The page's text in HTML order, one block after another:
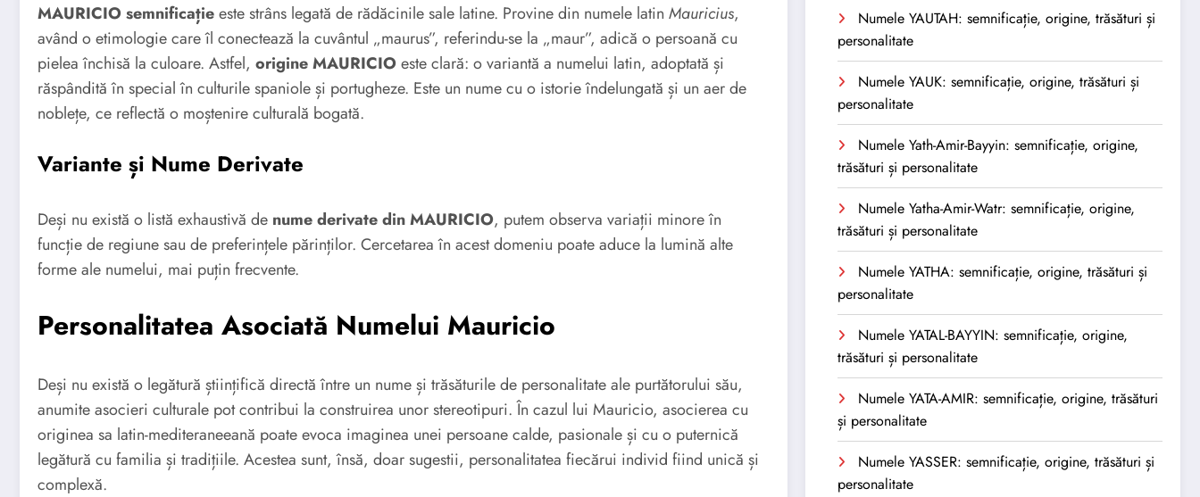
MAURICIO semnificațieeste strâns legată de rădăcinile sale latine. Provine din numele latin Mauricius,
având o etimologie care îl conectează la cuvântul „maurus”, referindu-se la „maur”, adică o persoană cu
pielea închisă la culoare. Astfel, origine MAURICIOeste clară: o variantă a numelui latin, adoptată și
răspândită în special în culturile spaniole și portugheze. Este un nume cu o istorie îndelungată și un aer de
noblețe, ce reflectă o moștenire culturală bogată.
Variante și Nume Derivate
Deși nu există o listă exhaustivă de nume derivate din MAURICIO, putem observa variații minore în
funcție de regiune sau de preferințele părinților. Cercetarea în acest domeniu poate aduce la lumină alte
forme ale numelui, mai puțin frecvente.
Personalitatea Asociată Numelui Mauricio
Deși nu există o legătură științifică directă între un nume și trăsăturile de personalitate ale purtătorului său,
anumite asocieri culturale pot contribui la construirea unor stereotipuri. În cazul lui Mauricio, asocierea cu
originea sa latin-mediteraneeană poate evoca imaginea unei persoane calde, pasionale și cu o puternică
legătură cu familia și tradițiile. Acestea sunt, însă, doar sugestii, personalitatea fiecărui individ fiind unică și
complexă.
Numele YAUTAH: semnificație, origine, trăsături și
personalitate
Numele YAUK: semnificație, origine, trăsături și
personalitate
Numele Yath-Amir-Bayyin: semnificație, origine,
trăsături și personalitate
Numele Yatha-Amir-Watr: semnificație, origine,
trăsături și personalitate
Numele YATHA: semnificație, origine, trăsături și
personalitate
Numele YATAL-BAYYIN: semnificație, origine,
trăsături și personalitate
Numele YATA-AMIR: semnificație, origine, trăsături
și personalitate
Numele YASSER: semnificație, origine, trăsături și
personalitate